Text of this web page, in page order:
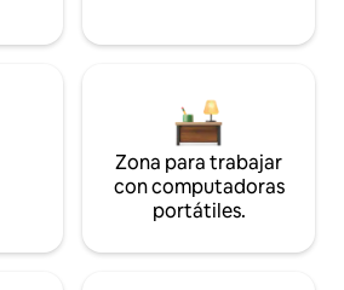
Zona para trabajar
con computadoras
portátiles.